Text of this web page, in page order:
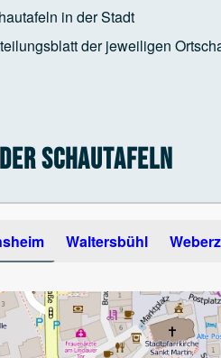
in der Stadt
der jeweiligen
Schautafeln
arrow keys to navigate between
Waltersbühl